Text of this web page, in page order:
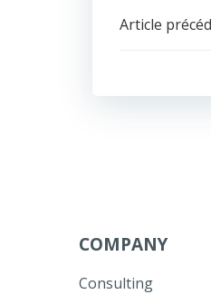
Article
COMPANY
Consulting